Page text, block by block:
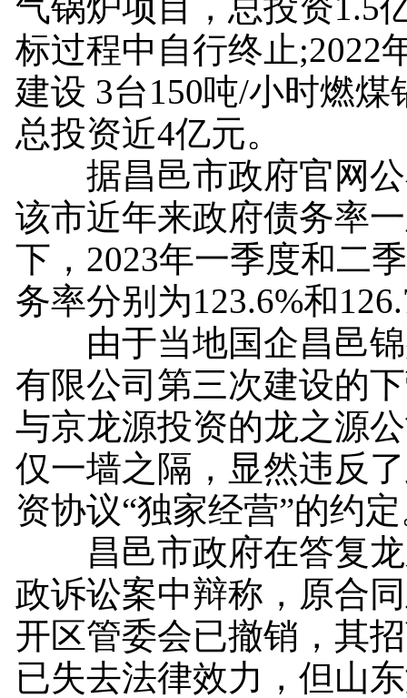
标过程中自行终止;2022
建设 3台150吨/小时燃煤
总投资近4亿元。
据昌邑市政府官网公
该市近年来政府债务率
下，2023年一季度和二
务率分别为123.6%和
由于当地国企昌邑锦
有限公司第三次建设的
与京龙源投资的龙之源
仅一墙之隔，显然违反
资协议“独家经营”的约
昌邑市政府在答复龙
政诉讼案中辩称，原合
开区管委会已撤销，其
已失去法律效力，但山